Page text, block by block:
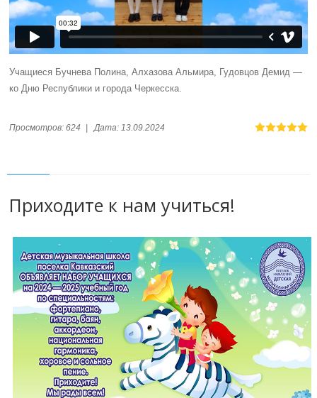
Учащиеся Бучнева Полина, Алхазова Альмира, Гудовцов Демид —
ко Дню Республики и города Черкесска.
Просмотров: 624 | Дата: 13.09.2024
Приходите к нам учиться!